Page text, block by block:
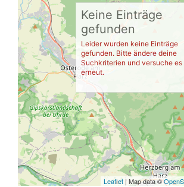
Leaflet | Map data ©
Keine Einträge
gefunden
Leider wurden keine Einträge
gefunden. Bitte ändere deine
Suchkriterien und versuche es
erneut.